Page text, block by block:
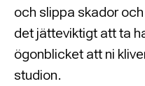
och slippa skador
det jätteviktigt att ta
ögonblicket att ni
studion.